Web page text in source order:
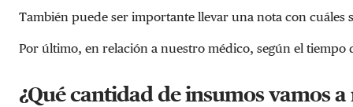
También puede ser importante llevar una nota con cuáles
Por último, en relación a nuestro médico, según el
¿Qué cantidad de insumos vamos a